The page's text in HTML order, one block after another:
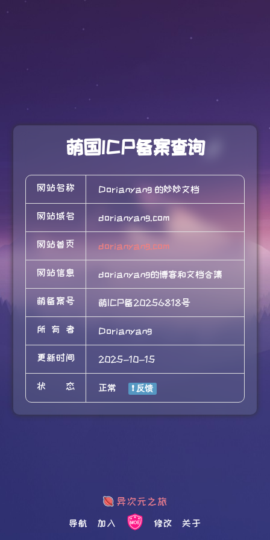
萌国ICP备案查询
网站名称 Dorianyang 的妙妙文档
网站域名 dorianyang.com
网站首页 dorianyang.com
网站信息 dorianyang的博客和文档合集
萌备案号 萌ICP备20256818号
所有者 Dorianyang
更新时间 2025-10-15
状态 正常
导航 加入 修改 关于